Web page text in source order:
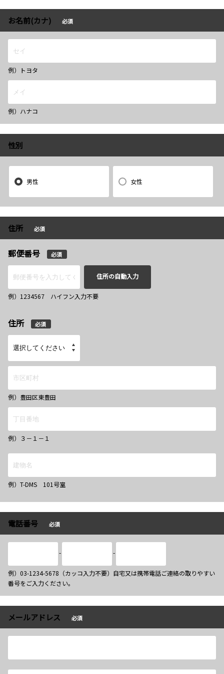
お名前(カナ) 必須
例）トヨタ
例）ハナコ
性別
男性 女性
住所 必須
郵便番号 必須
住所の自動入力
例）1234567 ハイフン入力不要
住所 必須
例）豊田区東豊田
例）３－１－１
例）T-DMS 101号室
電話番号 必須
- -
例）03-1234-5678（カッコ入力不要）自宅又は携帯電話ご連絡の取りやすい
番号をご入力ください。
メールアドレス 必須